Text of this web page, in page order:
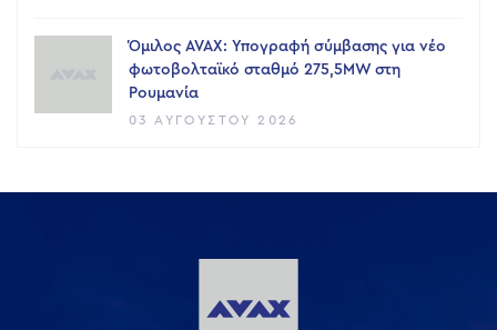
Όμιλος AVAX: Υπογραφή σύμβασης για νέο
φωτοβολταϊκό σταθμό 275,5MW στη
Ρουμανία
03 ΑΥΓΟΎΣΤΟΥ 2026